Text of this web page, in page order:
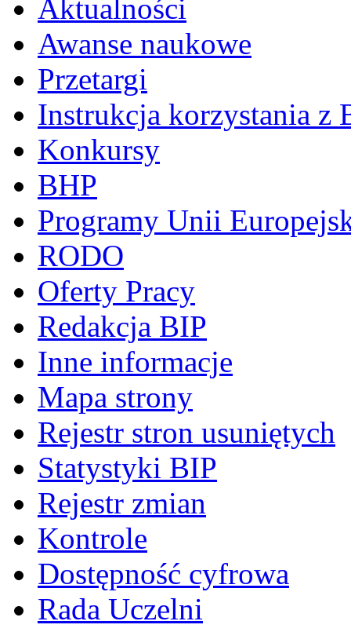
Aktualności
Awanse naukowe
Przetargi
Instrukcja korzystania z
Konkursy
BHP
Programy Unii
RODO
Oferty Pracy
Redakcja BIP
Inne informacje
Mapa strony
Rejestr stron usuniętych
Statystyki BIP
Rejestr zmian
Kontrole
Dostępność cyfrowa
Rada Uczelni